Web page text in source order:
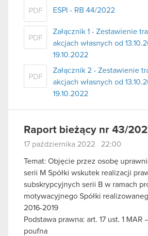
PDF ESPI - RB 44/2022
PDF
Załącznik 1 - Zestawienie
akcjach własnych od
19.10.2022
PDF
Załącznik 2 - Zestawienie
akcjach własnych od
19.10.2022
Raport bieżący nr 43/
17 października 2022 22:00
Temat: Objęcie przez osobę
serii M Spółki wskutek realizacji
subskrypcyjnych serii B w ramach
motywacyjnego Spółki
2016-2019
Podstawa prawna: art. 17 ust. 1 MAR
poufna